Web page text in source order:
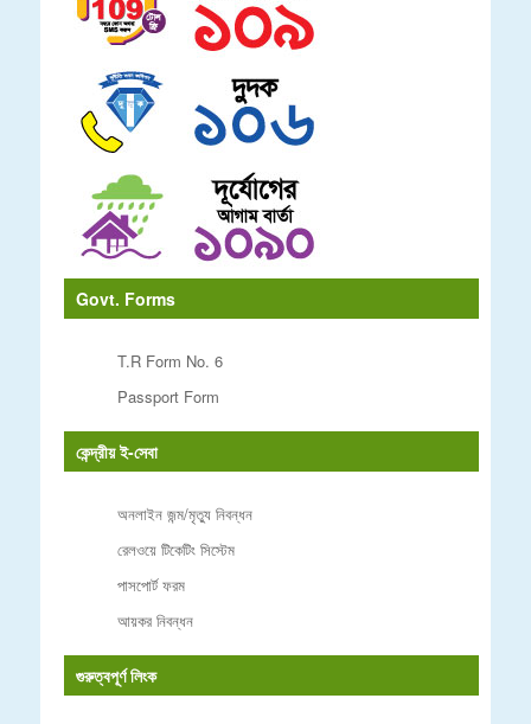
Govt. Forms
T.R Form No. 6
Passport Form
কেন্দ্রীয় ই-সেবা
অনলাইন জন্ম/মৃত্যু নিবন্ধন
রেলওয়ে টিকেটিং সিস্টেম
পাসপোর্ট ফরম
আয়কর নিবন্ধন
গুরুত্বপূর্ণ লিংক